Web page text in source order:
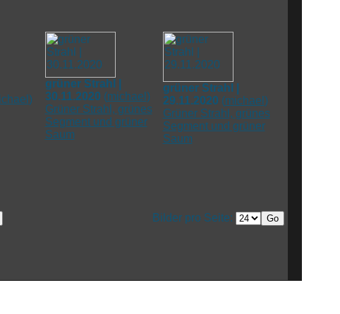
)
grüner Strahl |
30.11.2020 (michael )
Grüner Strahl, grünes
Segment und grüner
Saum
grüner Strahl |
29.11.2020 (michael )
Grüner Strahl, grünes
Segment und grüner
Saum
Bilder pro Seite: